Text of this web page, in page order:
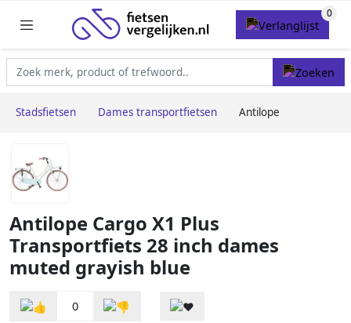
Stadsfietsen Dames transportfietsen Antilope
Antilope Cargo X1 Plus
Transportfiets 28 inch dames
muted grayish blue
0